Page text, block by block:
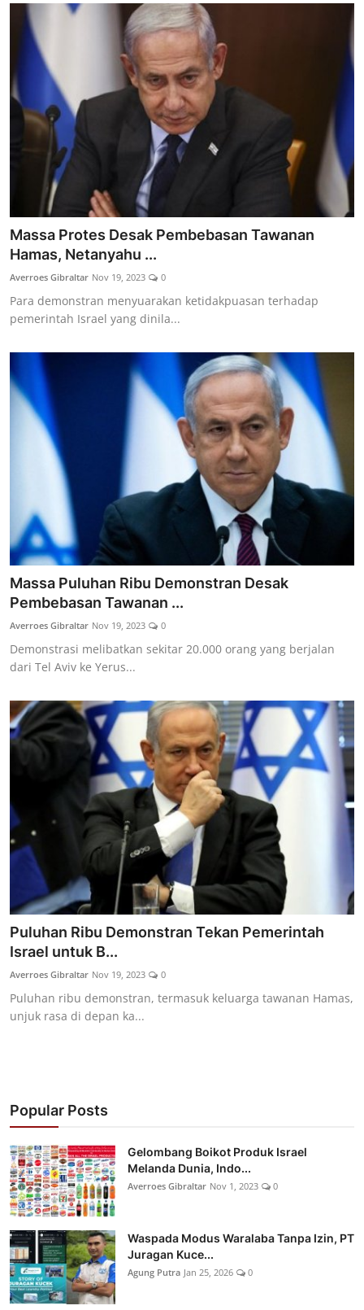
Massa Protes Desak Pembebasan Tawanan
Hamas, Netanyahu ...
Averroes Gibraltar Nov 19, 2023 0
Para demonstran menyuarakan ketidakpuasan terhadap
pemerintah Israel yang dinila...
Massa Puluhan Ribu Demonstran Desak
Pembebasan Tawanan ...
Averroes Gibraltar Nov 19, 2023 0
Demonstrasi melibatkan sekitar 20.000 orang yang berjalan
dari Tel Aviv ke Yerus...
Puluhan Ribu Demonstran Tekan Pemerintah
Israel untuk B...
Averroes Gibraltar Nov 19, 2023 0
Puluhan ribu demonstran, termasuk keluarga tawanan Hamas,
unjuk rasa di depan ka...
Popular Posts
Gelombang Boikot Produk Israel
Melanda Dunia, Indo...
Averroes Gibraltar Nov 1, 2023 0
Waspada Modus Waralaba Tanpa Izin, PT
Juragan Kuce...
Agung Putra Jan 25, 2026 0